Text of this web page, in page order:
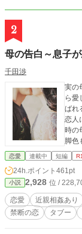
2
母の告白～息子
千田渉
実の
ら愛
ばれるまで
恋人
時の
脚色
恋愛 連載中 短編
24h.ポイント 461pt
小説 2,928 位 /
恋愛 近親相姦あり
禁断の恋
タブー